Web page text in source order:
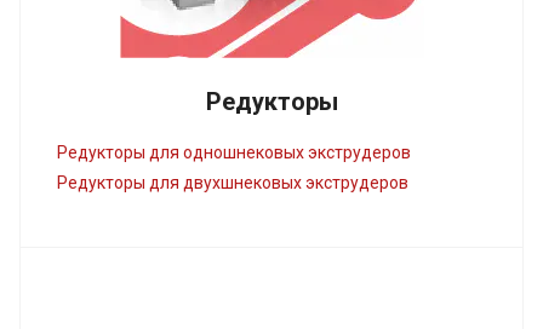
Редукторы
Редукторы для одношнековых экструдеров
Редукторы для двухшнековых экструдеров